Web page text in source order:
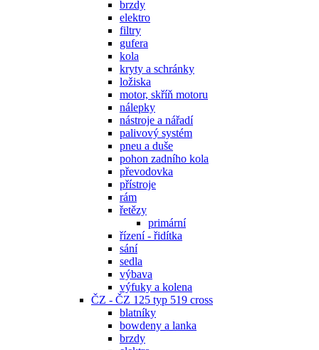
brzdy
elektro
filtry
gufera
kola
kryty a schránky
ložiska
motor, skříň motoru
nálepky
nástroje a nářadí
palivový systém
pneu a duše
pohon zadního kola
převodovka
přístroje
rám
řetězy
primární
řízení - řidítka
sání
sedla
výbava
výfuky a kolena
ČZ - ČZ 125 typ 519 cross
blatníky
bowdeny a lanka
brzdy